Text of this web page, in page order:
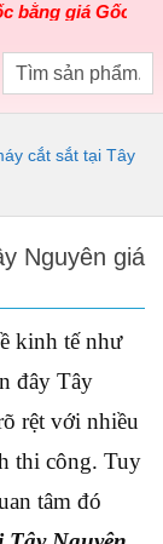
giá Gốccho các
cắt sắt tại Tây
Nguyên giá
kinh tế như
đây Tây
rệt với nhiều
thi công. Tuy
tâm đó